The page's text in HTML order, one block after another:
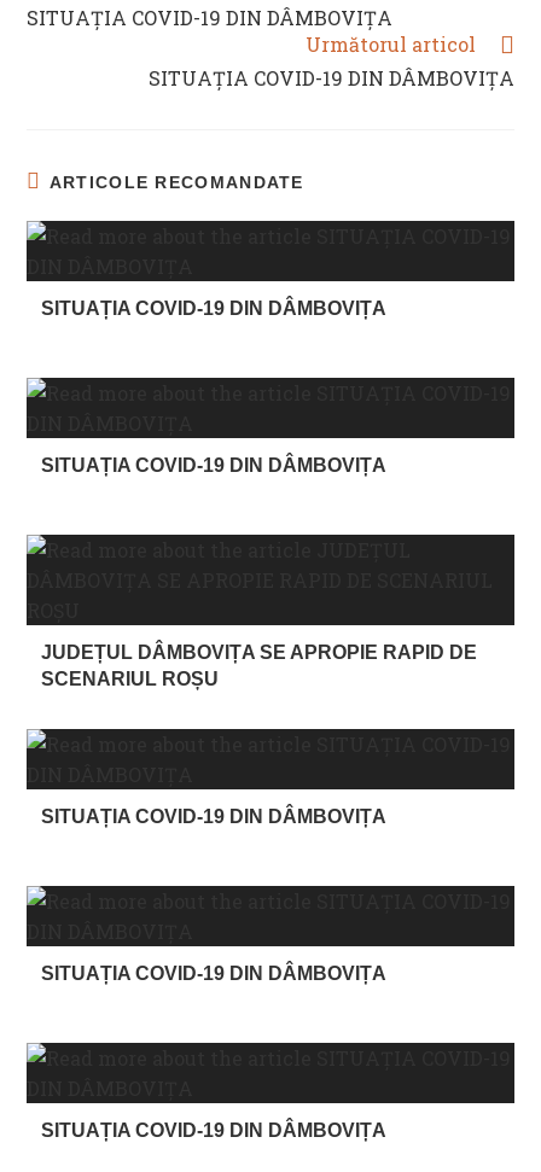
ARTICLES
SITUAȚIA COVID-19 DIN DÂMBOVIȚA
Următorul articol
SITUAȚIA COVID-19 DIN DÂMBOVIȚA
ARTICOLE RECOMANDATE
SITUAȚIA COVID-19 DIN DÂMBOVIȚA
SITUAȚIA COVID-19 DIN DÂMBOVIȚA
JUDEȚUL DÂMBOVIȚA SE APROPIE RAPID DE
SCENARIUL ROȘU
SITUAȚIA COVID-19 DIN DÂMBOVIȚA
SITUAȚIA COVID-19 DIN DÂMBOVIȚA
SITUAȚIA COVID-19 DIN DÂMBOVIȚA